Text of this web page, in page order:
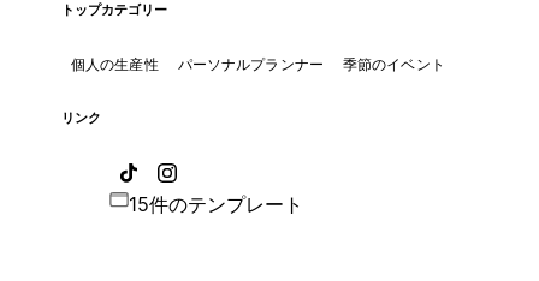
トップカテゴリー
個人の生産性 パーソナルプランナー 季節のイベント
リンク
15件のテンプレート